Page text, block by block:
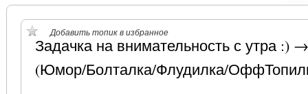
Добавить топик в избранное
Задачка на внимательность с утра :)
(Юмор/Болталка/Флудилка/